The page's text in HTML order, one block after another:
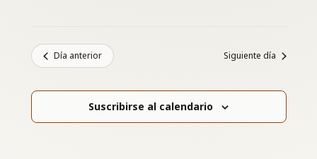
Día anterior Siguiente día
Suscribirse al calendario